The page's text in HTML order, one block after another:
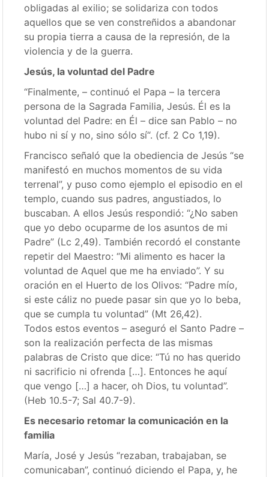
obligadas al exilio; se solidariza con todos
aquellos que se ven constreñidos a abandonar
su propia tierra a causa de la represión, de la
violencia y de la guerra.
Jesús, la voluntad del Padre
“Finalmente, – continuó el Papa – la tercera
persona de la Sagrada Familia, Jesús. Él es la
voluntad del Padre: en Él – dice san Pablo – no
hubo ni sí y no, sino sólo sí“. (cf. 2 Co 1,19).
Francisco señaló que la obediencia de Jesús “se
manifestó en muchos momentos de su vida
terrenal”, y puso como ejemplo el episodio en el
templo, cuando sus padres, angustiados, lo
buscaban. A ellos Jesús respondió: “¿No saben
que yo debo ocuparme de los asuntos de mi
Padre” (Lc 2,49). También recordó el constante
repetir del Maestro: “Mi alimento es hacer la
voluntad de Aquel que me ha enviado”. Y su
oración en el Huerto de los Olivos: “Padre mío,
si este cáliz no puede pasar sin que yo lo beba,
que se cumpla tu voluntad” (Mt 26,42).
Todos estos eventos – aseguró el Santo Padre –
son la realización perfecta de las mismas
palabras de Cristo que dice: “Tú no has querido
ni sacrificio ni ofrenda […]. Entonces he aquí
que vengo […] a hacer, oh Dios, tu voluntad”.
(Heb 10.5-7; Sal 40.7-9).
Es necesario retomar la comunicación en la
familia
María, José y Jesús “rezaban, trabajaban, se
comunicaban”, continuó diciendo el Papa, y, he